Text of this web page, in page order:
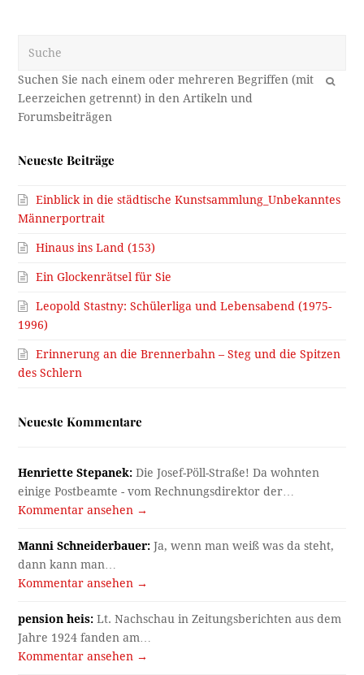
OK
Neueste Beiträge
Einblick in die städtische Kunstsammlung_Unbekanntes
Männerportrait
Hinaus ins Land (153)
Ein Glockenrätsel für Sie
Leopold Stastny: Schülerliga und Lebensabend (1975-
1996)
Erinnerung an die Brennerbahn – Steg und die Spitzen
des Schlern
Neueste Kommentare
Henriette Stepanek: Die Josef-Pöll-Straße! Da wohnten
einige Postbeamte - vom Rechnungsdirektor der…
Kommentar ansehen →
Manni Schneiderbauer: Ja, wenn man weiß was da steht,
dann kann man…
Kommentar ansehen →
pension heis: Lt. Nachschau in Zeitungsberichten aus dem
Jahre 1924 fanden am…
Kommentar ansehen →